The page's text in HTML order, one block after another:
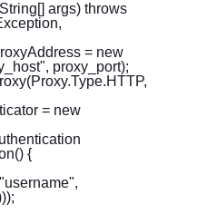
args) throws
= new
proxy_port);
= new
{